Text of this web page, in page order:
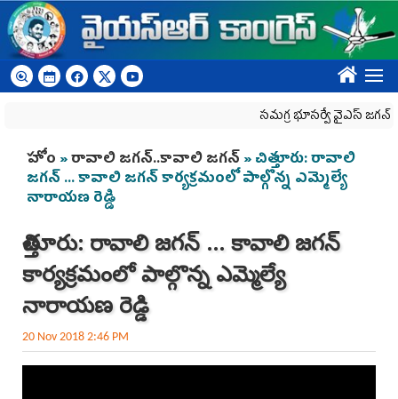
Skip to main content
????
స‌మ‌గ్ర భూస‌ర్వే వైఎస్ జ‌గ‌న్
You are here
హోం »రావాలి జగన్‌..కావాలి జగన్‌» చిత్తూరు: రావాలి
జగన్ ... కావాలి జగన్ కార్యక్రమంలో పాల్గొన్న ఎమ్మెల్యే
నారాయణ రెడ్డి
చిత్తూరు: రావాలి జగన్ ... కావాలి జగన్
కార్యక్రమంలో పాల్గొన్న ఎమ్మెల్యే
నారాయణ రెడ్డి
20 Nov 2018 2:46 PM